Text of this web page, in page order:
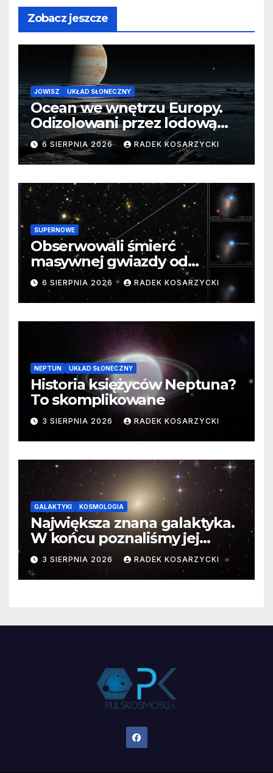
Zobacz jeszcze
JOWISZ UKŁAD SŁONECZNY
Ocean we wnętrzu Europy.
Odizolowani przez lodową
barierę
6 SIERPNIA 2026 RADEK KOSARZYCKI
SUPERNOWE
Obserwowali śmierć
masywnej gwiazdy od
samego początku. Niezwykle
cenne dane
6 SIERPNIA 2026 RADEK KOSARZYCKI
NEPTUN UKŁAD SŁONECZNY
Historia księżyców Neptuna?
To skomplikowane
3 SIERPNIA 2026 RADEK KOSARZYCKI
GALAKTYKI KOSMOLOGIA
Największa znana galaktyka.
W końcu poznaliśmy jej
faktyczne wymiary
3 SIERPNIA 2026 RADEK KOSARZYCKI